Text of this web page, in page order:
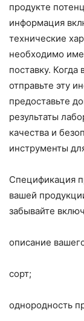
продукте
информация
технические
необходимо
поставку.
отправьте эту
предоставьте
результаты
качества и
инструменты
Спецификация
вашей
забывайте
описание
сорт;
однородность